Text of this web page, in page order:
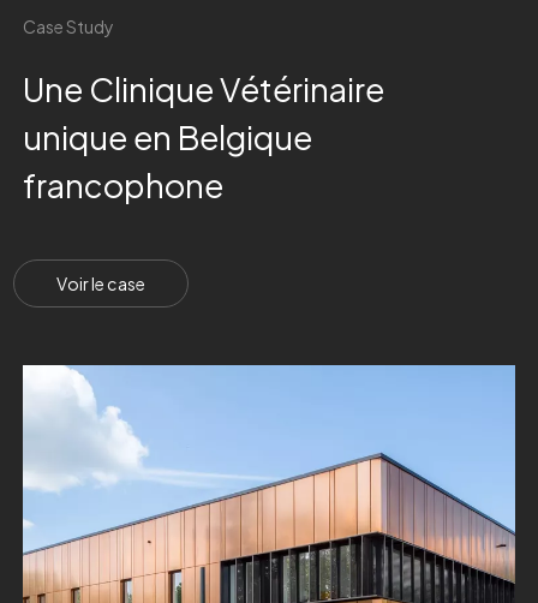
CaseStudy
Une CliniqueVétérinaire
unique en Belgique
francophone
Voirle case